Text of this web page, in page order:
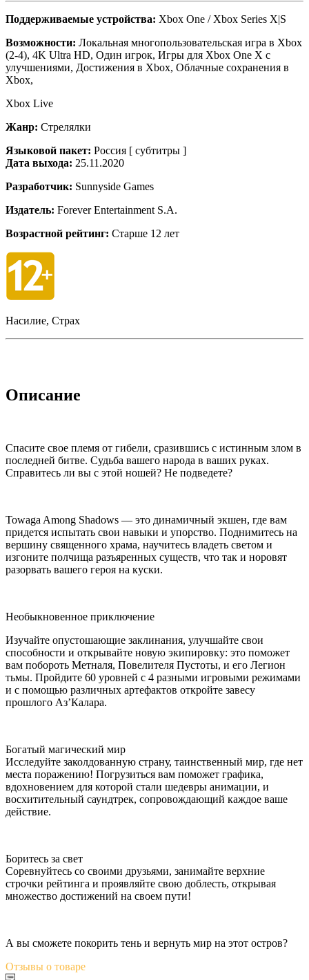
Поддерживаемые устройства: Xbox One / Xbox Series X|S
Возможности: Локальная многопользовательская игра в Xbox
(2-4), 4K Ultra HD, Один игрок, Игры для Xbox One X с
улучшениями, Достижения в Xbox, Облачные сохранения в
Xbox,
Xbox Live
Жанр: Стрелялки
Языковой пакет: Россия [ субтитры ]
Дата выхода: 25.11.2020
Разработчик: Sunnyside Games
Издатель: Forever Entertainment S.A.
Возрастной рейтинг: Старше 12 лет
Насилие, Страх
Описание
Спасите свое племя от гибели, сразившись с истинным злом в
последней битве. Судьба вашего народа в ваших руках.
Справитесь ли вы с этой ношей? Не подведете?
Towaga Among Shadows — это динамичный экшен, где вам
придется испытать свои навыки и упорство. Поднимитесь на
вершину священного храма, научитесь владеть светом и
изгоните полчища разъяренных существ, что так и норовят
разорвать вашего героя на куски.
Необыкновенное приключение
Изучайте опустошающие заклинания, улучшайте свои
способности и открывайте новую экипировку: это поможет
вам побороть Метналя, Повелителя Пустоты, и его Легион
тьмы. Пройдите 60 уровней с 4 разными игровыми режимами
и с помощью различных артефактов откройте завесу
прошлого Аз’Калара.
Богатый магический мир
Исследуйте заколдованную страну, таинственный мир, где нет
места поражению! Погрузиться вам поможет графика,
вдохновением для которой стали шедевры анимации, и
восхитительный саундтрек, сопровождающий каждое ваше
действие.
Боритесь за свет
Соревнуйтесь со своими друзьями, занимайте верхние
строчки рейтинга и проявляйте свою доблесть, открывая
множество достижений на своем пути!
А вы сможете покорить тень и вернуть мир на этот остров?
Отзывы о товаре